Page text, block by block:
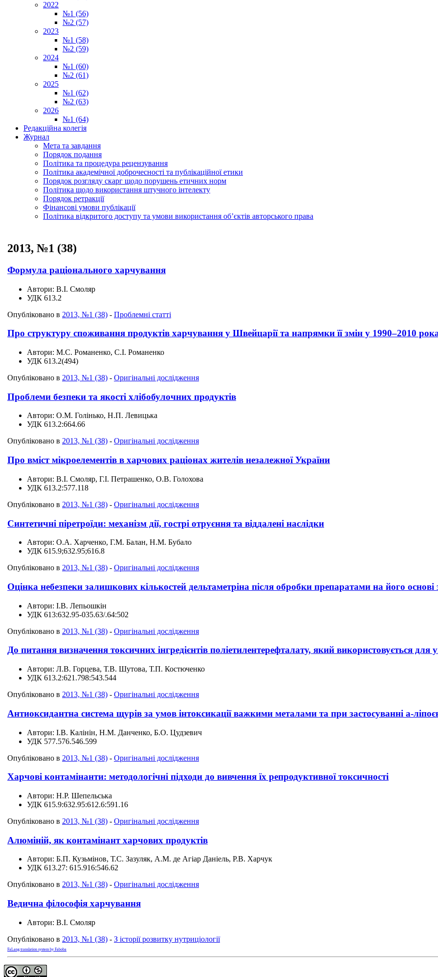
2022
№1 (56)
№2 (57)
2023
№1 (58)
№2 (59)
2024
№1 (60)
№2 (61)
2025
№1 (62)
№2 (63)
2026
№1 (64)
Редакційна колегія
Журнал
Мета та завдання
Порядок подання
Політика та процедура рецензування
Політика академічної доброчесності та публікаційної етики
Порядок розгляду скарг щодо порушень етичних норм
Політика щодо використання штучного інтелекту
Порядок ретракції
Фінансові умови публікації
Політика відкритого доступу та умови використання обʼєктів авторського права
2013, №1 (38)
Формула раціонального харчування
Автори: В.І. Смоляр
УДК 613.2
Опубліковано в 2013, №1 (38) - Проблемні статті
Про структуру споживання продуктів харчування у Швейцарії та напрямки її змін у 1990–2010
Автори: М.С. Романенко, С.І. Романенко
УДК 613.2(494)
Опубліковано в 2013, №1 (38) - Оригінальні дослідження
Проблеми безпеки та якості хлібобулочних продуктів
Автори: О.М. Голінько, Н.П. Левицька
УДК 613.2:664.66
Опубліковано в 2013, №1 (38) - Оригінальні дослідження
Про вміст мікроелементів в харчових раціонах жителів незалежної України
Автори: В.І. Смоляр, Г.І. Петрашенко, О.В. Голохова
УДК 613.2:577.118
Опубліковано в 2013, №1 (38) - Оригінальні дослідження
Синтетичні піретроїди: механізм дії, гострі отруєння та віддалені наслідки
Автори: О.А. Харченко, Г.М. Балан, Н.М. Бубало
УДК 615.9;632.95;616.8
Опубліковано в 2013, №1 (38) - Оригінальні дослідження
Оцінка небезпеки залишкових кількостей дельтаметріна після обробки препаратами на його основі
Автори: І.В. Лепьошкін
УДК 613:632.95-035.63/.64:502
Опубліковано в 2013, №1 (38) - Оригінальні дослідження
До питання визначення токсичних інгредієнтів поліетилентерефталату, який використовується
Автори: Л.В. Горцева, Т.В. Шутова, Т.П. Костюченко
УДК 613.2:621.798:543.544
Опубліковано в 2013, №1 (38) - Оригінальні дослідження
Антиоксидантна система щурів за умов інтоксикації важкими металами та при застосуванні a-
Автори: І.В. Калінін, Н.М. Данченко, Б.О. Цудзевич
УДК 577.576.546.599
Опубліковано в 2013, №1 (38) - Оригінальні дослідження
Харчові контамінанти: методологічні підходи до вивчення їх репродуктивної токсичності
Автори: Н.Р. Шепельська
УДК 615.9:632.95:612.6:591.16
Опубліковано в 2013, №1 (38) - Оригінальні дослідження
Алюміній, як контамінант харчових продуктів
Автори: Б.П. Кузьмінов, Т.С. Зазуляк, А.М. де Агіар Даніель, Р.В. Харчук
УДК 613.27: 615.916:546.62
Опубліковано в 2013, №1 (38) - Оригінальні дослідження
Ведична філософія харчування
Автори: В.І. Смоляр
Опубліковано в 2013, №1 (38) - З історії розвитку нутриціології
FaLang translation system by Faboba